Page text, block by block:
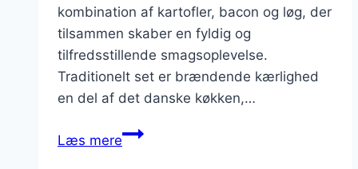
kombination af kartofler, bacon og løg, der
tilsammen skaber en fyldig og
tilfredsstillende smagsoplevelse.
Traditionelt set er brændende kærlighed
en del af det danske køkken,…
Læs mereBrændende